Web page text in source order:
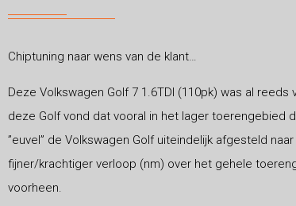
Chiptuning naar wens van de klant…
Deze Volkswagen Golf 7 1.6TDI (110pk) was al
deze Golf vond dat vooral in het lager toerengebied
”euvel” de Volkswagen Golf uiteindelijk afgesteld
fijner/krachtiger verloop (nm) over het gehele
voorheen.